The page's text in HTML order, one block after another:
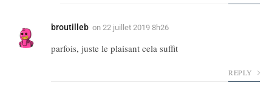
broutilleb on 22 juillet 2019 8h26
parfois, juste le plaisant cela suffit
REPLY